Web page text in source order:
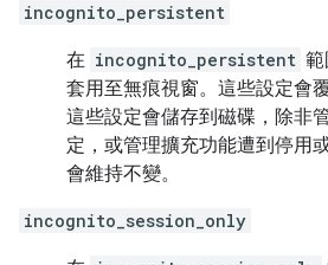
incognito_persistent
在 incognito_persistent
套用至無痕視窗。這些設定會
這些設定會儲存到磁碟，除非
定，或管理擴充功能遭到停用
會維持不變。
incognito_session_only